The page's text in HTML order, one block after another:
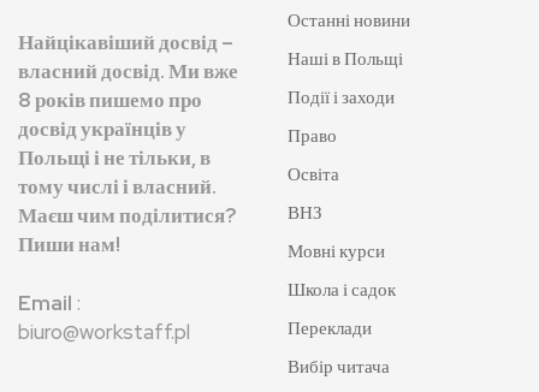
Найцікавіший досвід –
власний досвід. Ми вже
8 років пишемо про
досвід українців у
Польщі і не тільки, в
тому числі і власний.
Маєш чим поділитися?
Пиши нам!
Email :
biuro@workstaff.pl
Останні новини
Наші в Польщі
Події і заходи
Право
Освіта
ВНЗ
Мовні курси
Школа і садок
Переклади
Вибір читача